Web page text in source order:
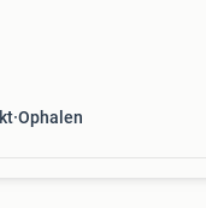
Ophalen